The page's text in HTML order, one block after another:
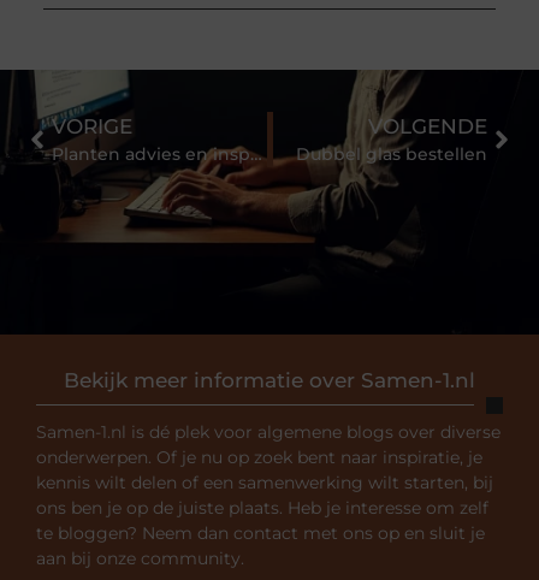
Bekijk meer informatie over Samen-1.nl
Samen-1.nl is dé plek voor algemene blogs over diverse
onderwerpen. Of je nu op zoek bent naar inspiratie, je
kennis wilt delen of een samenwerking wilt starten, bij
ons ben je op de juiste plaats. Heb je interesse om zelf
te bloggen? Neem dan contact met ons op en sluit je
aan bij onze community.
VORIGE
Planten advies en inspiratie
VOLGENDE
Dubbel glas bestellen